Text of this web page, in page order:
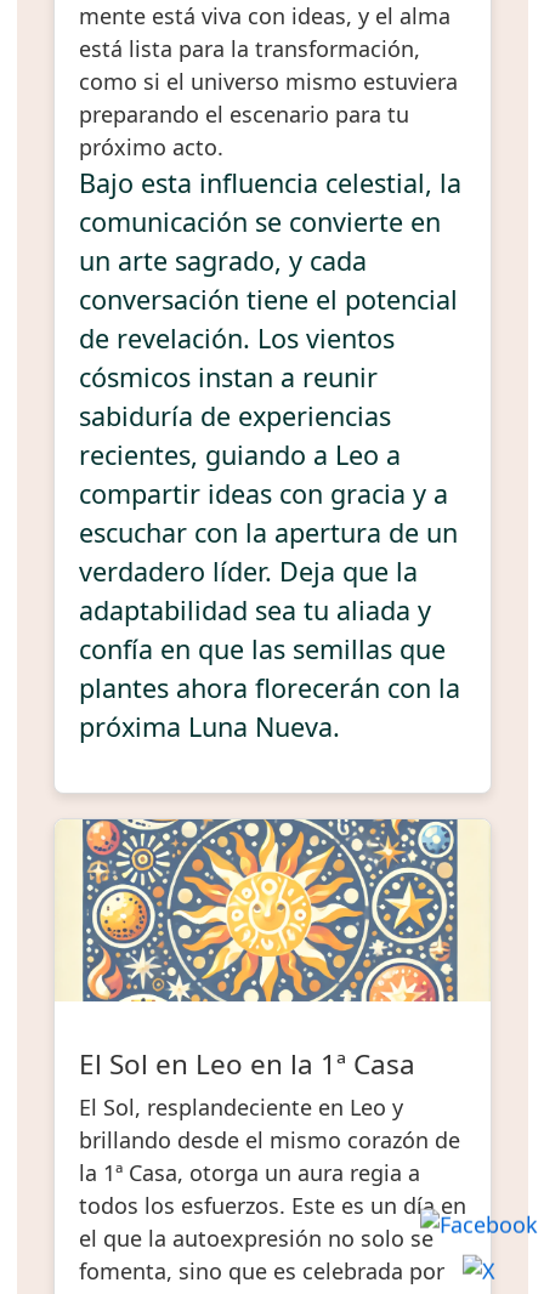
mente está viva con ideas, y el alma
está lista para la transformación,
como si el universo mismo estuviera
preparando el escenario para tu
próximo acto.
Bajo esta influencia celestial, la
comunicación se convierte en
un arte sagrado, y cada
conversación tiene el potencial
de revelación. Los vientos
cósmicos instan a reunir
sabiduría de experiencias
recientes, guiando a Leo a
compartir ideas con gracia y a
escuchar con la apertura de un
verdadero líder. Deja que la
adaptabilidad sea tu aliada y
confía en que las semillas que
plantes ahora florecerán con la
próxima Luna Nueva.
El Sol en Leo en la 1ª Casa
El Sol, resplandeciente en Leo y
brillando desde el mismo corazón de
la 1ª Casa, otorga un aura regia a
todos los esfuerzos. Este es un día en
el que la autoexpresión no solo se
fomenta, sino que es celebrada por